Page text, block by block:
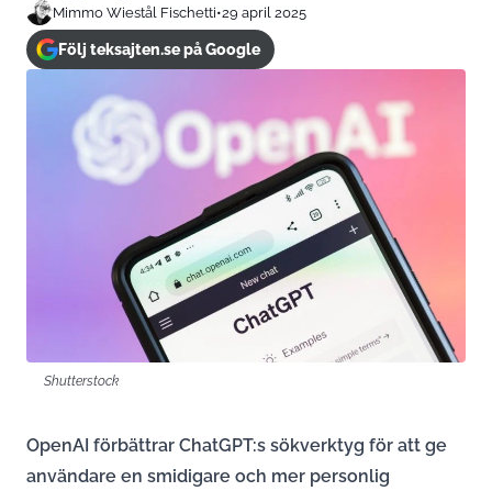
Mimmo Wiestål Fischetti•29 april 2025
Följ teksajten.se på Google
Shutterstock
OpenAI förbättrar ChatGPT:s sökverktyg för att ge
användare en smidigare och mer personlig